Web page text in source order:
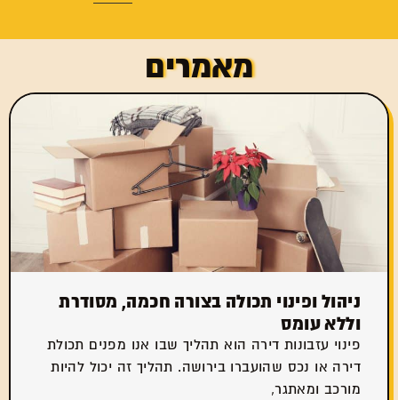
מאמרים
ניהול ופינוי תכולה בצורה חכמה, מסודרת
וללא עומס
פינוי עזבונות דירה הוא תהליך שבו אנו מפנים תכולת
דירה או נכס שהועברו בירושה. תהליך זה יכול להיות
מורכב ומאתגר,